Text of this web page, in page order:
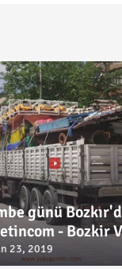
günü
- Bozkir
23, 2019